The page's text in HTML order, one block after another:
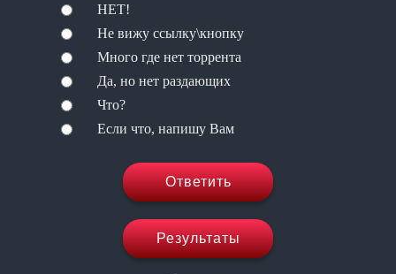
НЕТ!
Не вижу ссылку\кнопку
Много где нет торрента
Да, но нет раздающих
Что?
Если что, напишу Вам
Ответить
Результаты